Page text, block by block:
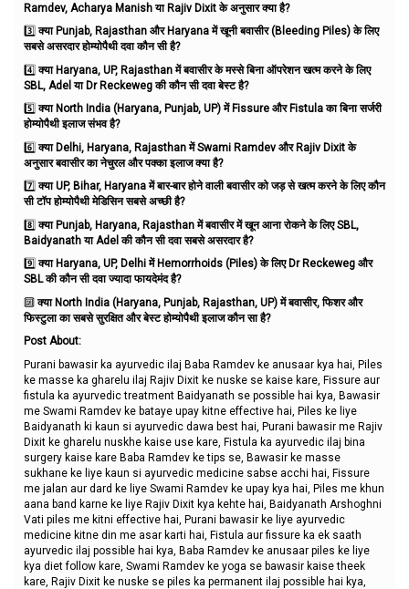
Ramdev, Acharya Manish या Rajiv Dixit के अनुसार क्या है?
3️⃣क्या Punjab, Rajasthan और Haryana में खूनी बवासीर (Bleeding Piles) के लिए
सबसे असरदार होम्योपैथी दवा कौन सी है?
4️⃣क्या Haryana, UP, Rajasthan में बवासीर के मस्से बिना ऑपरेशन खत्म करने के लिए
SBL, Adel या Dr Reckeweg की कौन सी दवा बेस्ट है?
5️⃣क्या North India (Haryana, Punjab, UP) में Fissure और Fistula का बिना सर्जरी
होम्योपैथी इलाज संभव है?
6️⃣क्या Delhi, Haryana, Rajasthan में Swami Ramdev और Rajiv Dixit के
अनुसार बवासीर का नेचुरल और पक्का इलाज क्या है?
7️⃣क्या UP, Bihar, Haryana में बार-बार होने वाली बवासीर को जड़ से खत्म करने के लिए कौन
सी टॉप होम्योपैथी मेडिसिन सबसे अच्छी है?
8️⃣क्या Punjab, Haryana, Rajasthan में बवासीर में खून आना रोकने के लिए SBL,
Baidyanath या Adel की कौन सी दवा सबसे असरदार है?
9️⃣क्या Haryana, UP, Delhi में Hemorrhoids (Piles) के लिए Dr Reckeweg और
SBL की कौन सी दवा ज्यादा फायदेमंद है?
🔟क्या North India (Haryana, Punjab, Rajasthan, UP) में बवासीर, फिशर और
फिस्टुला का सबसे सुरक्षित और बेस्ट होम्योपैथी इलाज कौन सा है?
Post About:
Purani bawasir ka ayurvedic ilaj Baba Ramdev ke anusaar kya hai, Piles
ke masse ka gharelu ilaj Rajiv Dixit ke nuske se kaise kare, Fissure aur
fistula ka ayurvedic treatment Baidyanath se possible hai kya, Bawasir
me Swami Ramdev ke bataye upay kitne effective hai, Piles ke liye
Baidyanath ki kaun si ayurvedic dawa best hai, Purani bawasir me Rajiv
Dixit ke gharelu nuskhe kaise use kare, Fistula ka ayurvedic ilaj bina
surgery kaise kare Baba Ramdev ke tips se, Bawasir ke masse
sukhane ke liye kaun si ayurvedic medicine sabse acchi hai, Fissure
me jalan aur dard ke liye Swami Ramdev ke upay kya hai, Piles me khun
aana band karne ke liye Rajiv Dixit kya kehte hai, Baidyanath Arshoghni
Vati piles me kitni effective hai, Purani bawasir ke liye ayurvedic
medicine kitne din me asar karti hai, Fistula aur fissure ka ek saath
ayurvedic ilaj possible hai kya, Baba Ramdev ke anusaar piles ke liye
kya diet follow kare, Swami Ramdev ke yoga se bawasir kaise theek
kare, Rajiv Dixit ke nuske se piles ka permanent ilaj possible hai kya,